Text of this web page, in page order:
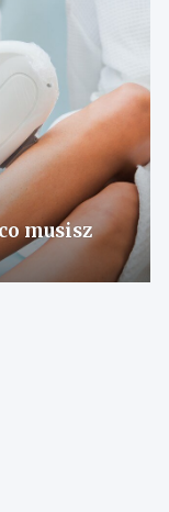
musisz